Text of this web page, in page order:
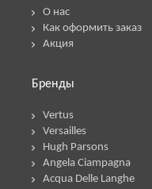
О нас
Как оформить заказ
Акция
Бренды
Vertus
Versailles
Hugh Parsons
Angela Ciampagna
Acqua Delle Langhe